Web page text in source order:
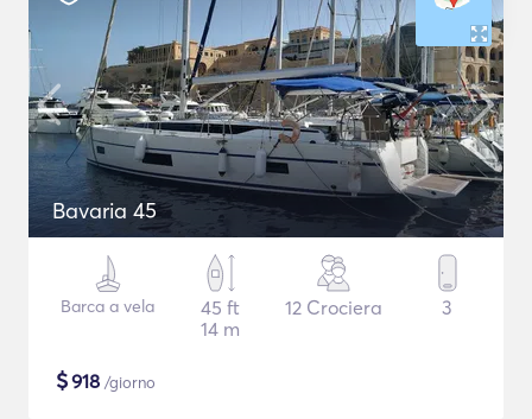
Bavaria 45
Barca a vela
45 ft
14 m
12 Crociera 3
$918 /giorno